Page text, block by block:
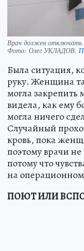
Врач должен отключать
Фото: Олег УКЛАДОВ.
Была ситуация,
руку. Женщина
могла закрепить
видела, как ему
могла ничего
Случайный
кровь, пока
поэтому врачи
потому что
на операционном
ПОЮТ ИЛИ